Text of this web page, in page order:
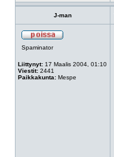
J-man
Spaminator
Liittynyt: 17 Maalis 2004, 01:10
Viestit: 2441
Paikkakunta: Mespe